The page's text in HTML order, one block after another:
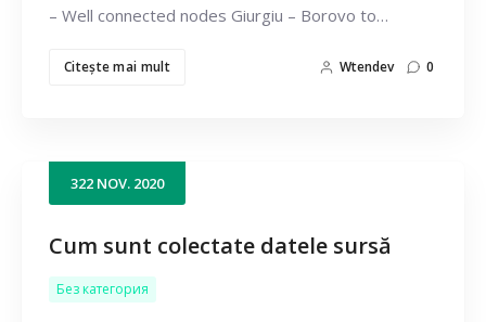
– Well connected nodes Giurgiu – Borovo to…
Citeşte mai mult Wtendev 0
322 NOV. 2020
Cum sunt colectate datele sursă
Без категория